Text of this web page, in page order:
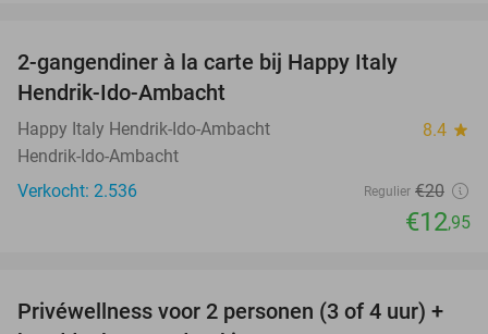
2-gangendiner à la carte bij Happy Italy
Hendrik-Ido-Ambacht
Happy Italy Hendrik-Ido-Ambacht 8.4 star
Hendrik-Ido-Ambacht
Verkocht: 2.536
Regulier €20
€12,95
28%
Privéwellness voor 2 personen (3 of 4 uur) +